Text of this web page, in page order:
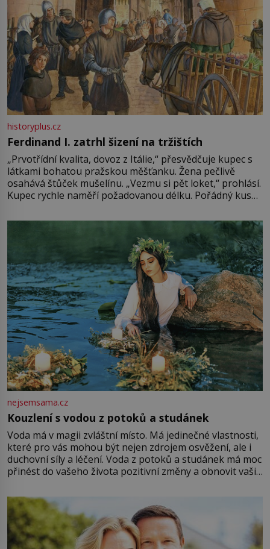
historyplus.cz
Ferdinand I. zatrhl šizení na tržištích
„Prvotřídní kvalita, dovoz z Itálie,“ přesvědčuje kupec s
látkami bohatou pražskou měšťanku. Žena pečlivě
osahává štůček mušelínu. „Vezmu si pět loket,“ prohlásí.
Kupec rychle naměří požadovanou délku. Pořádný kus
milostpaní. Stačí jenom na sukni,“ zhodnotí švadlena
množství růžového mušelínu. „Ošidili vás, podívejte.“
Vezme do ruky dřevěnou
nejsemsama.cz
Kouzlení s vodou z potoků a studánek
Voda má v magii zvláštní místo. Má jedinečné vlastnosti,
které pro vás mohou být nejen zdrojem osvěžení, ale i
duchovní síly a léčení. Voda z potoků a studánek má moc
přinést do vašeho života pozitivní změny a obnovit vaši
můžete obohatit své rituály a přinést do svého života
větší harmonii a klid. Je důležité